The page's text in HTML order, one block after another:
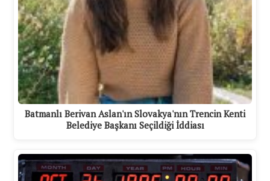
Batmanlı Berivan Aslan'ın Slovakya'nın Trencin Kenti
Belediye Başkanı Seçildiği İddiası